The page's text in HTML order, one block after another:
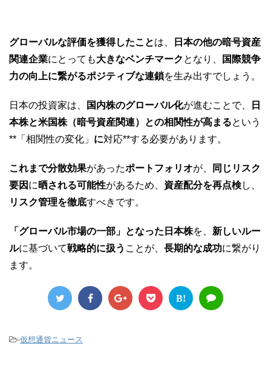
グローバルな評価を獲得したことは、
日本の他の暗号資産
関連企業にとっても大きなベンチマーク となり、
国際競争
力の向上に繋がるポジティブな連鎖を生み出すでしょう。
日本の投資家は、 国内株のグローバル化が進むことで、
日
本株と米国株（暗号資産関連）との相関性が高まるという
**「相関性の変化」 に対応**する必要があります。
これまで分散効果があったポートフォリオが、
同じリスク
要因 に 晒される可能性があるため、 資産配分を再点検し、
リスク管理を徹底すべきです。
「グローバル市場の一部」となった日本株を、 新しいルー
ルに基づいて戦略的に扱う ことが、 長期的な成功に繋がり
ます。
B!
-仮想通貨ニュース